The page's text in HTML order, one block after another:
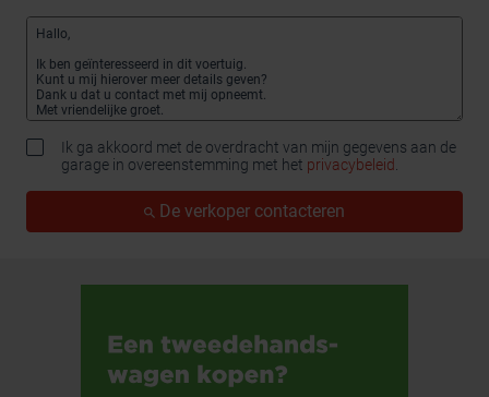
Ik ga akkoord met de overdracht van mijn gegevens aan de
garage in overeenstemming met het privacybeleid.
De verkoper contacteren